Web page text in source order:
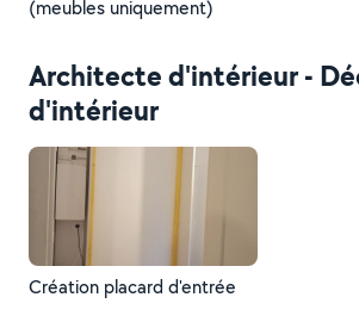
(meubles uniquement)
Architecte d'intérieur -
d'intérieur
Création placard d'entrée